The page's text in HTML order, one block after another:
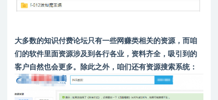
大多数的知识付费论坛只有一些网赚类相关的资源，而咱
们的软件里面资源涉及到各行各业，资料齐全，吸引到的
客户自然也会更多。除此之外，咱们还有资源搜索系统：